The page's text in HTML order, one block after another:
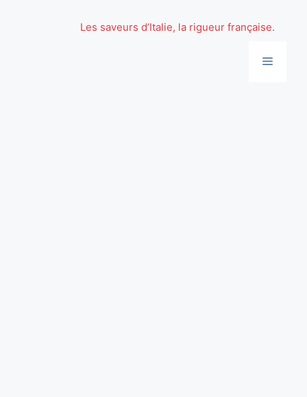
Les saveurs d’Italie, la rigueur française.
Menu